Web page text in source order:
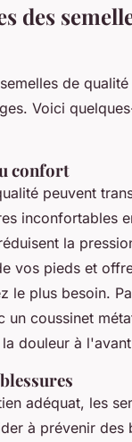
des
de
Voici
confort
peuvent
inconfortables
la
vos pieds et
le plus besoin.
un coussinet
douleur à
adéquat, les
à prévenir des